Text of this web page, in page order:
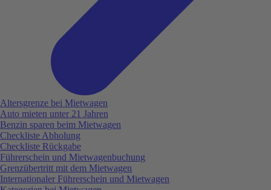
Altersgrenze bei Mietwagen
Auto mieten unter 21 Jahren
Benzin sparen beim Mietwagen
Checkliste Abholung
Checkliste Rückgabe
Führerschein und Mietwagenbuchung
Grenzübertritt mit dem Mietwagen
Internationaler Führerschein und Mietwagen